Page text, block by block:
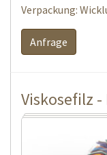
Verpackung:
Anfrage
Viskosefilz